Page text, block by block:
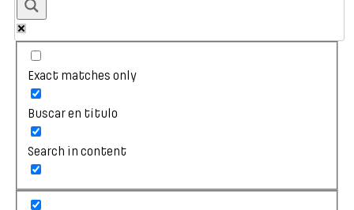
Exact matches only
Buscar en título
Search in content